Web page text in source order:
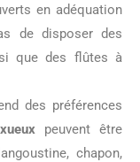
en adéquation
de disposer des
que des flûtes à
des préférences
peuvent être
chapon,